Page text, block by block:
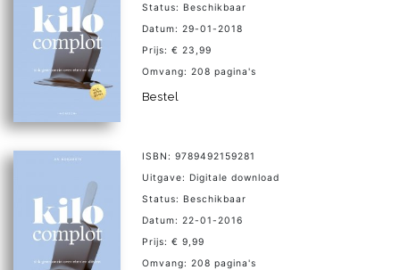
Status: Beschikbaar
Datum: 29-01-2018
Prijs: € 23,99
Omvang: 208 pagina's
Bestel
ISBN: 9789492159281
Uitgave: Digitale download
Status: Beschikbaar
Datum: 22-01-2016
Prijs: € 9,99
Omvang: 208 pagina's